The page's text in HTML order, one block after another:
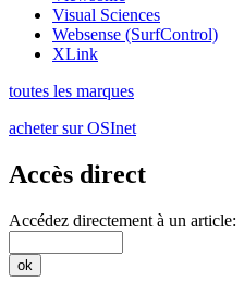
Visual Sciences
Websense (SurfControl)
XLink
toutes les marques
acheter sur OSInet
Accès direct
Accédez directement à un article: